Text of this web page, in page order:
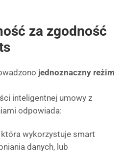
za zgodność
jednoznaczny reżim
inteligentnej umowy z
odpowiada:
która wykorzystuje smart
danych, lub